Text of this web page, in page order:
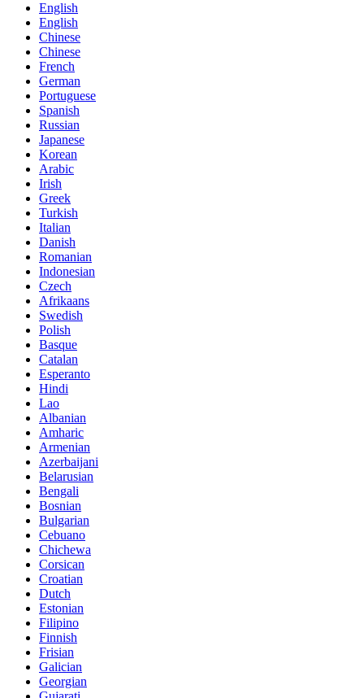
English
English
Chinese
Chinese
French
German
Portuguese
Spanish
Russian
Japanese
Korean
Arabic
Irish
Greek
Turkish
Italian
Danish
Romanian
Indonesian
Czech
Afrikaans
Swedish
Polish
Basque
Catalan
Esperanto
Hindi
Lao
Albanian
Amharic
Armenian
Azerbaijani
Belarusian
Bengali
Bosnian
Bulgarian
Cebuano
Chichewa
Corsican
Croatian
Dutch
Estonian
Filipino
Finnish
Frisian
Galician
Georgian